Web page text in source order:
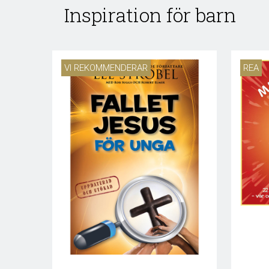
Inspiration för barn
VI REKOMMENDERAR REA